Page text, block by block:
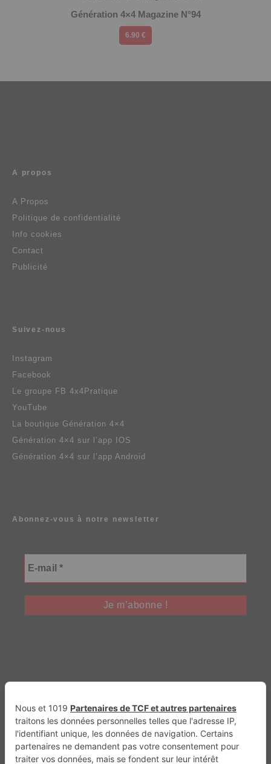
Génération 4×4 Magazine N°94
6.90 €
A propos
A Propos
Politique de confidentialité
Info cookies
Contact
Publicité
Suivez-nous
Instagram
Facebook
Le groupe FB 4x4Pratique
YouTube
La boutique Génération 4×4
Génération 4×4 sur l’app IOS
Génération 4×4 sur l’app Android
Abonnez-vous à notre newsletter
MX2K Enduro Mag Trail Adventure Trial Mag Sport-Bikes
Boutique CPPRESSE Escapade Maisons A Vivre